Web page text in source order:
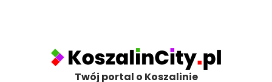
Twój portal o Koszalinie